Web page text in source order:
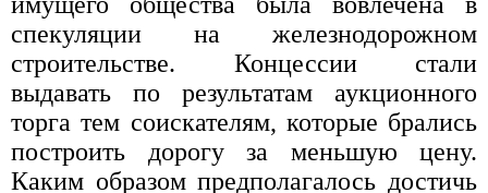
спекуляции на железнодорожном
строительстве. Концессии стали
выдавать по результатам аукционного
торга тем соискателям, которые брались
построить дорогу за меньшую цену.
Каким образом предполагалось достичь